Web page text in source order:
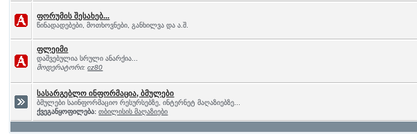
ფორუმის შესახებ...
წინადადებები, მოთხოვნები, განხილვა და ა.შ.
ფლეიმი
დაშვებულია სრული ანარქია...
მოდერატორი:cz80
სასარგებლო ინფორმაცია, ბმულები
ბმულები საინფორმაციო რესურსებზე, ინტერნეტ მაღაზიებზე...
ქვეგანყოფილება: თბილისის მაღაზიები